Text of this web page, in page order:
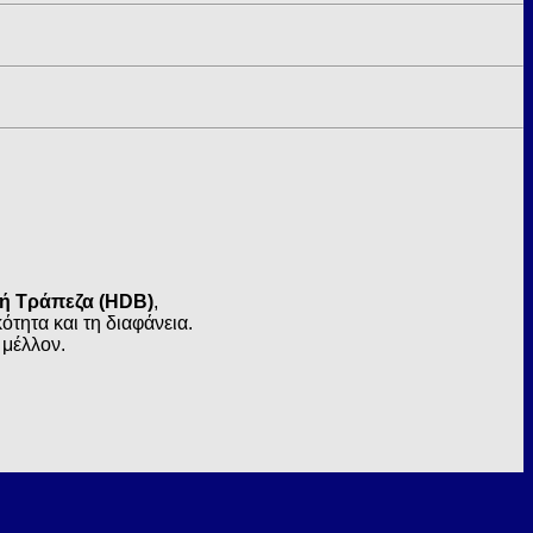
Τράπεζα (HDB),
και τη διαφάνεια.